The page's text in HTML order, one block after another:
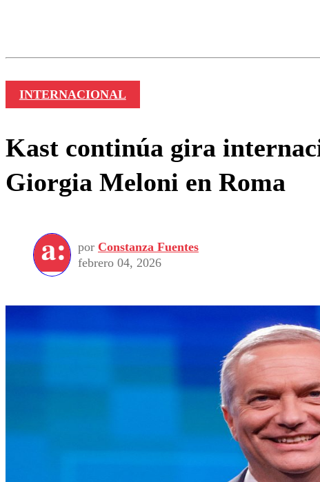
INTERNACIONAL
Kast continúa gira
Giorgia Meloni en Roma
por Constanza Fuentes
febrero 04, 2026